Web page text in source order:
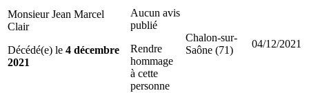
Monsieur Jean Marcel
Clair
Décédé(e) le 4 décembre
2021
Aucun avis
publié
Rendre
hommage
à cette
personne
Chalon-sur-
Saône (71)
04/12/2021